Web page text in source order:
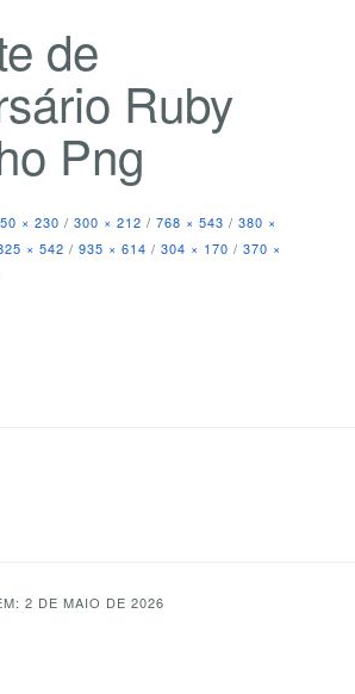
de
Ruby
Png
× 230 / 300 × 212 / 768 × 543 / 380 ×
× 542 / 935 × 614 / 304 × 170 / 370 ×
2 DE MAIO DE 2026